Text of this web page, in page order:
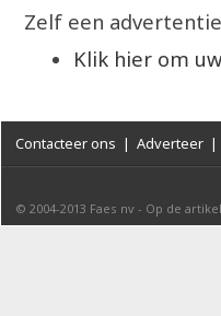
Zelf een
Klik hier om
Contacteer ons | Adverteer |
© 2004-2013 Faes nv - Op de